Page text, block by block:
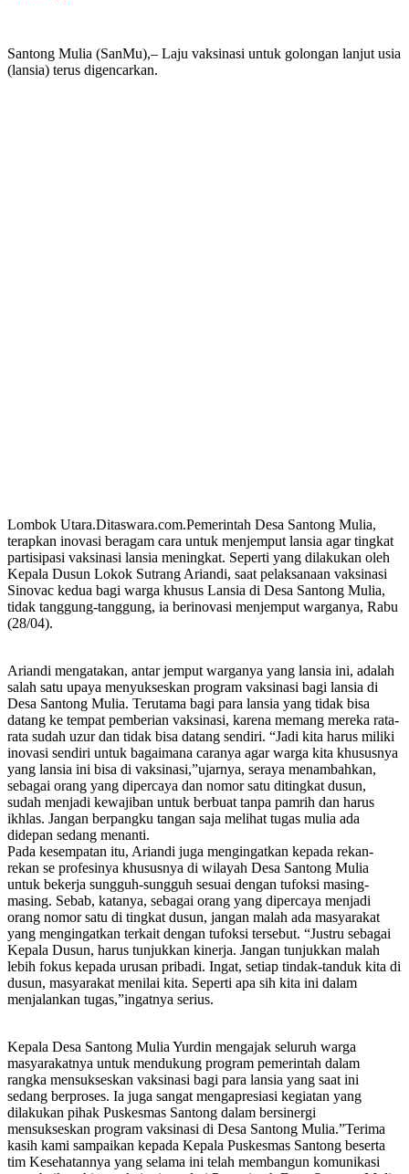
Santong Mulia (SanMu),– Laju vaksinasi untuk golongan lanjut usia
(lansia) terus digencarkan.
Lombok Utara.Ditaswara.com.Pemerintah Desa Santong Mulia,
terapkan inovasi beragam cara untuk menjemput lansia agar tingkat
partisipasi vaksinasi lansia meningkat. Seperti yang dilakukan oleh
Kepala Dusun Lokok Sutrang Ariandi, saat pelaksanaan vaksinasi
Sinovac kedua bagi warga khusus Lansia di Desa Santong Mulia,
tidak tanggung-tanggung, ia berinovasi menjemput warganya, Rabu
(28/04).
Ariandi mengatakan, antar jemput warganya yang lansia ini, adalah
salah satu upaya menyukseskan program vaksinasi bagi lansia di
Desa Santong Mulia. Terutama bagi para lansia yang tidak bisa
datang ke tempat pemberian vaksinasi, karena memang mereka rata-
rata sudah uzur dan tidak bisa datang sendiri. “Jadi kita harus miliki
inovasi sendiri untuk bagaimana caranya agar warga kita khususnya
yang lansia ini bisa di vaksinasi,”ujarnya, seraya menambahkan,
sebagai orang yang dipercaya dan nomor satu ditingkat dusun,
sudah menjadi kewajiban untuk berbuat tanpa pamrih dan harus
ikhlas. Jangan berpangku tangan saja melihat tugas mulia ada
didepan sedang menanti.
Pada kesempatan itu, Ariandi juga mengingatkan kepada rekan-
rekan se profesinya khususnya di wilayah Desa Santong Mulia
untuk bekerja sungguh-sungguh sesuai dengan tufoksi masing-
masing. Sebab, katanya, sebagai orang yang dipercaya menjadi
orang nomor satu di tingkat dusun, jangan malah ada masyarakat
yang mengingatkan terkait dengan tufoksi tersebut. “Justru sebagai
Kepala Dusun, harus tunjukkan kinerja. Jangan tunjukkan malah
lebih fokus kepada urusan pribadi. Ingat, setiap tindak-tanduk kita di
dusun, masyarakat menilai kita. Seperti apa sih kita ini dalam
menjalankan tugas,”ingatnya serius.
Kepala Desa Santong Mulia Yurdin mengajak seluruh warga
masyarakatnya untuk mendukung program pemerintah dalam
rangka mensukseskan vaksinasi bagi para lansia yang saat ini
sedang berproses. Ia juga sangat mengapresiasi kegiatan yang
dilakukan pihak Puskesmas Santong dalam bersinergi
mensukseskan program vaksinasi di Desa Santong Mulia.”Terima
kasih kami sampaikan kepada Kepala Puskesmas Santong beserta
tim Kesehatannya yang selama ini telah membangun komunikasi